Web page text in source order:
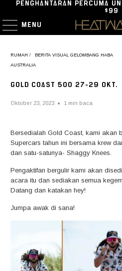
PENGHANTARAN PERCUMA
$99
MENU
RUMAH /
BERITA VISUAL GELOMBANG HABA
AUSTRALIA
GOLD COAST 500 27-29 OKT.
Oktober 23, 2023 1 min baca
Bersedialah Gold Coast, kami akan
Supercars tahun ini bersama krew
dan satu-satunya- Shaggy Knees.
Pengaktifan bergulir kami akan
acara itu dan sediakan semua
Datang dan katakan hey!
Jumpa awak di sana!